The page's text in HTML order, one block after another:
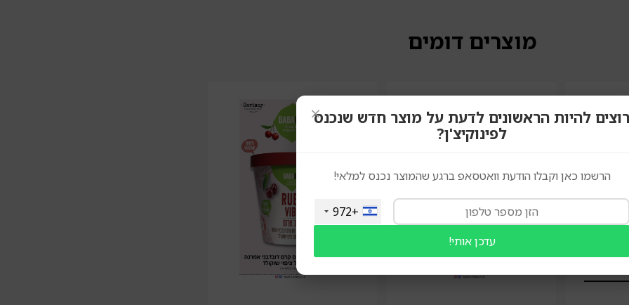
מוצרים דומים
רוצים להיות הראשונים לדעת על מוצר חדש שנכנס
לפינוקיצ'ן?
×
הרשמו כאן וקבלו הודעת וואטסאפ ברגע שהמוצר נכנס למלאי!
+972
עדכן אותי!